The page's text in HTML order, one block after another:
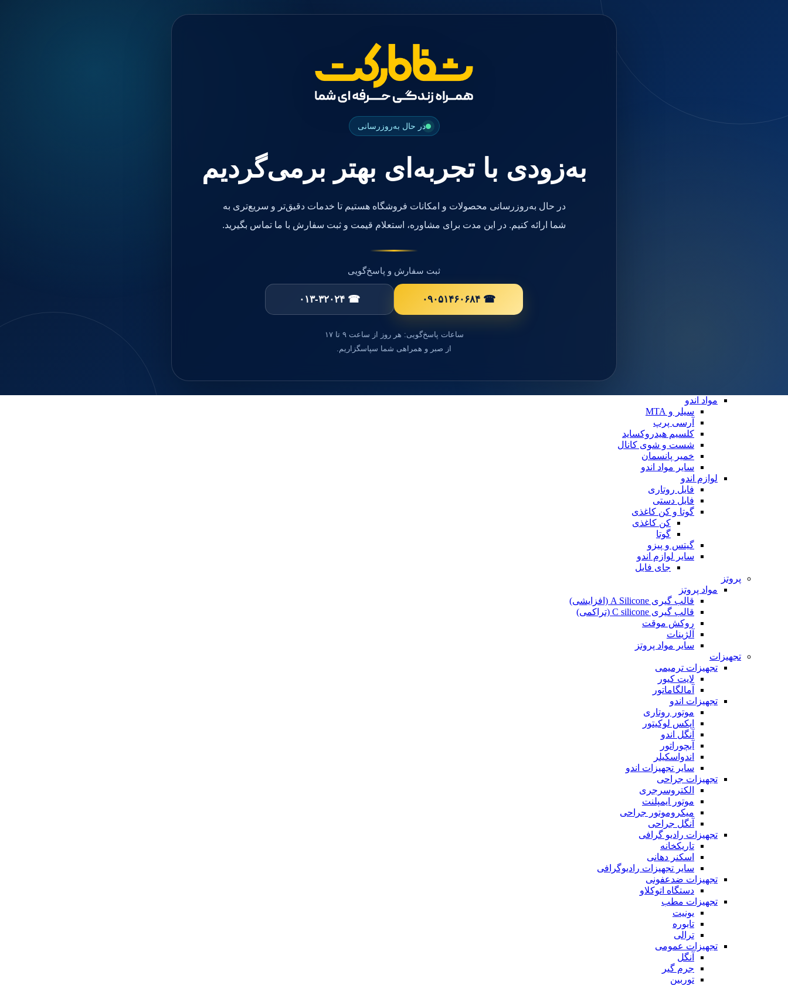
در حال به‌روزرسانی
به‌زودی با تجربه‌ای بهتر برمی‌گردیم
در حال به‌روزرسانی محصولات و امکانات فروشگاه هستیم تا خدمات دقیق‌تر و سریع‌تری به
شما ارائه کنیم. در این مدت برای مشاوره، استعلام قیمت و ثبت سفارش با ما تماس بگیرید.
ثبت سفارش و پاسخ‌گویی
☎ ۰۹۰۵۱۴۶۰۶۸۴ ☎ ۰۱۳-۳۲۰۲۴
ساعات پاسخ‌گویی: هر روز از ساعت ۹ تا ۱۷
از صبر و همراهی شما سپاسگزاریم.
کاپ و مولت پرداخت
مواد اندو
سیلر و MTA
آرسی پرپ
کلسیم هیدروکساید
شست و شوی کانال
خمیر پانسمان
سایر مواد اندو
لوازم اندو
فایل روتاری
فایل دستی
گوتا و کن کاغذی
کن کاغذی
گوتا
گیتس و پیزو
سایر لوازم اندو
جای فایل
پروتز
مواد پروتز
قالب گیری A Silicone (افزایشی)
قالب گیری C silicone (تراکمی)
روکش موقت
آلژینات
سایر مواد پروتز
تجهیزات
تجهیزات ترمیمی
لایت کیور
آمالگاماتور
تجهیزات اندو
موتور روتاری
اپکس لوکیتور
آنگل اندو
آبچوراتور
اندواسکیلر
سایر تجهیزات اندو
تجهیزات جراحی
الکتروسرجری
موتور ایمپلنت
میکروموتور جراحی
آنگل جراحی
تجهیزات رادیو گرافی
تاریکخانه
اسکنر دهانی
سایر تجهیزات رادیوگرافی
تجهیزات ضدعفونی
دستگاه اتوکلاو
تجهیزات مطب
یونیت
تابوره
ترالی
تجهیزات عمومی
آنگل
جرم گیر
توربین